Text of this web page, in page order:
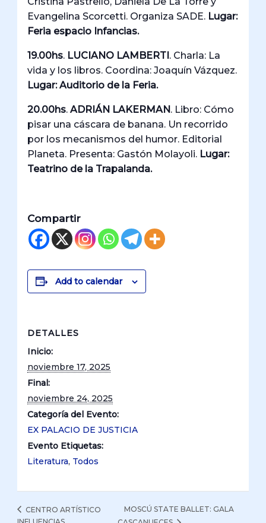
Evangelina Scorcetti. Organiza SADE. Lugar:
Feria espacio Infancias.
19.00hs. LUCIANO LAMBERTI. Charla: La
vida y los libros. Coordina: Joaquín Vázquez.
Lugar: Auditorio de la Feria.
20.00hs.ADRIÁN LAKERMAN. Libro: Cómo
pisar una cáscara de banana. Un recorrido
por los mecanismos del humor. Editorial
Planeta. Presenta: Gastón Molayoli. Lugar:
Teatrino de la Trapalanda.
Compartir
Add to calendar
DETALLES
Inicio:
noviembre 17, 2025
Final:
noviembre 24, 2025
Categoría del Evento:
EX PALACIO DE JUSTICIA
Evento Etiquetas:
Literatura, Todos
CENTRO ARTÍSTICO
MOSCÚ STATE BALLET: GALA